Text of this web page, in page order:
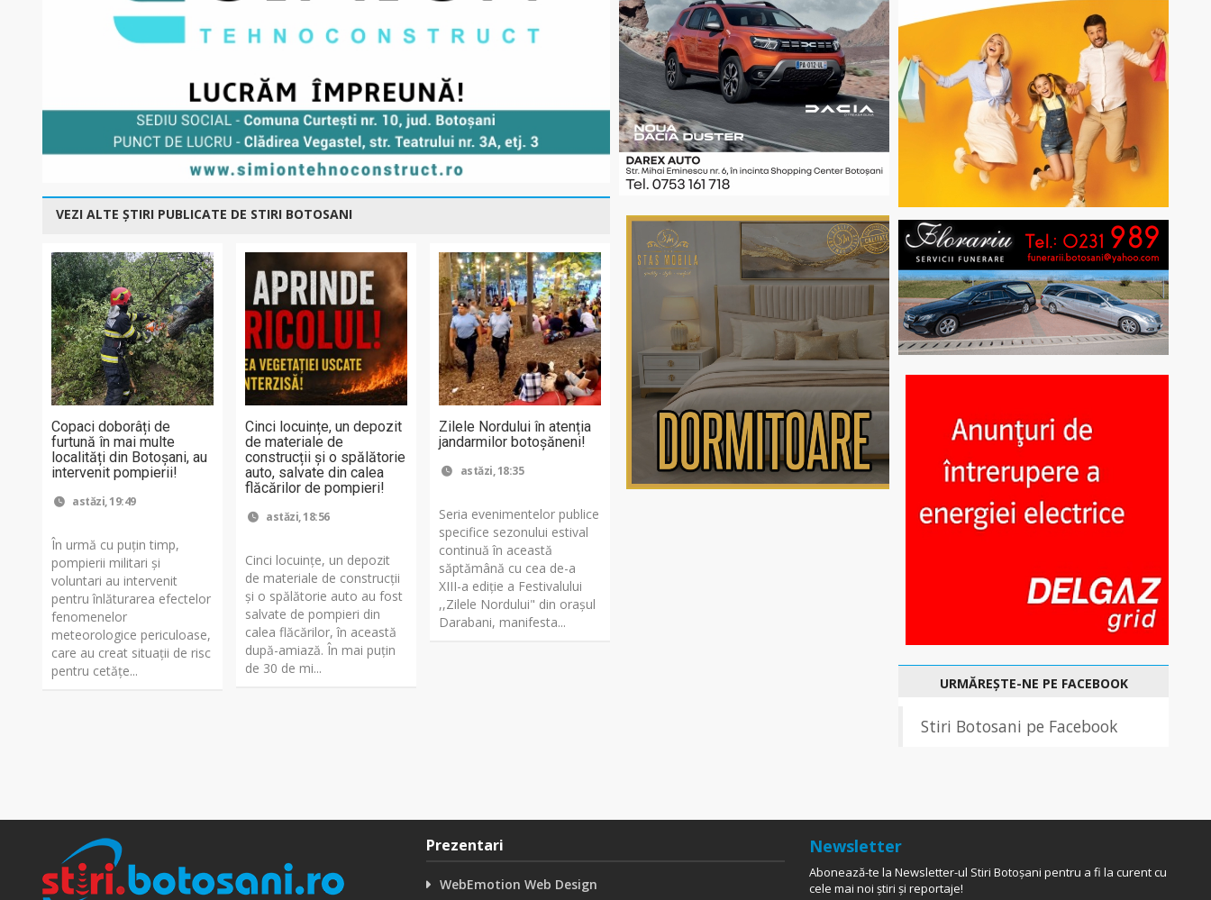
VEZI ALTE ȘTIRI PUBLICATE DE STIRI BOTOSANI
Copaci doborâți de
furtună în mai multe
localități din Botoșani, au
intervenit pompierii!
astăzi, 19:49
În urmă cu puțin timp,
pompierii militari și
voluntari au intervenit
pentru înlăturarea efectelor
fenomenelor
meteorologice periculoase,
care au creat situații de risc
pentru cetățe...
Cinci locuințe, un depozit
de materiale de
construcții și o spălătorie
auto, salvate din calea
flăcărilor de pompieri!
astăzi, 18:56
Cinci locuințe, un depozit
de materiale de construcții
și o spălătorie auto au fost
salvate de pompieri din
calea flăcărilor, în această
după-amiază. În mai puțin
de 30 de mi...
Zilele Nordului în atenția
jandarmilor botoșăneni!
astăzi, 18:35
Seria evenimentelor publice
specifice sezonului estival
continuă în această
săptămână cu cea de-a
XIII-a ediție a Festivalului
,,Zilele Nordului" din orașul
Darabani, manifesta...
URMĂREȘTE-NE PE FACEBOOK
Stiri Botosani pe Facebook
Prezentari
WebEmotion Web Design
Newsletter
Abonează-te la Newsletter-ul Stiri Botoșani pentru a fi la curent cu
cele mai noi știri și reportaje!